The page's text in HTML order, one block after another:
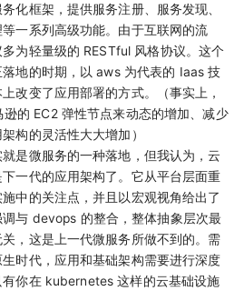
化框架，提供服务注册、服务发现、
一系列高级功能。由于互联网的流
为轻量级的 RESTful 风格协议。这个
地的时期，以 aws 为代表的 Iaas 技
改变了应用部署的方式。（事实上，
的 EC2 弹性节点来动态的增加、减少
构的灵活性大大增加）
是微服务的一种落地，但我认为，云
一代的应用架构了。它从平台层面重
中的关注点，并且以宏观视角给出了
与 devops 的整合，整体抽象层次最
，这是上一代微服务所做不到的。需
时代，应用和基础架构需要进行深度
你在 kubernetes 这样的云基础设施